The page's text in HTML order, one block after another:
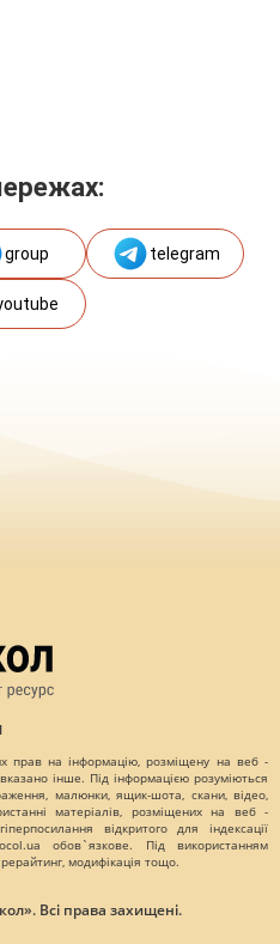
group telegram
прав на інформацію, розміщену на веб -
інше. Під інформацією розуміються
малюнки, ящик-шота, скани, відео,
матеріалів, розміщених на веб -
відкритого для індексації
обов`язкове. Під використанням
модифікація тощо.
Всі права захищені.